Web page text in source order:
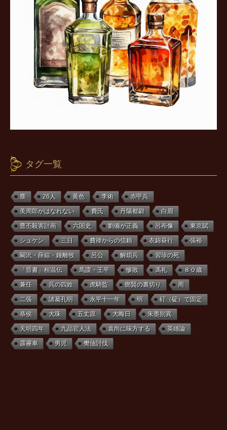
タグ一覧
塵 26人 黄色 李術 赤甲兵
美周郎がはなれない 費氏 丹陽都尉 白眉
曹丕殺害計画 六国史 劉備が正義 呂布像 東京賦
シュケン 三日 費禕からの信頼 衣錦昼行 張裕
闞沢・薛綜・鍾離牧 呂公 解煩兵 習珍の死
「晋書」桓温伝 馬謖・王平 惨敗 馮礼 ８０歳
兼任 呉の四姓 虎騎監 鄧賢の裏切り 周
二張 諸葛孔明 永平十一年 明 矴（碇）で固定
恭侯 大珠 五丈原 大晦日 朱墨別異
天明四年 九品官人法 袁尚に味方する 英雄論
霹靂車 男児 樊伷討伐